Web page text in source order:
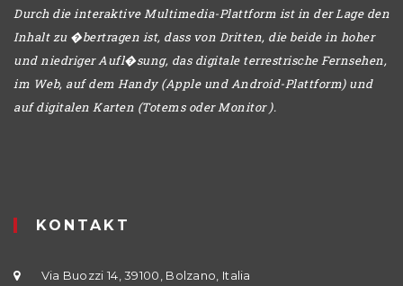
Durch die interaktive Multimedia-Plattform ist in der Lage den
Inhalt zu �bertragen ist, dass von Dritten, die beide in hoher
und niedriger Aufl�sung, das digitale terrestrische Fernsehen,
im Web, auf dem Handy (Apple und Android-Plattform) und
auf digitalen Karten (Totems oder Monitor ).
KONTAKT
Via Buozzi 14, 39100, Bolzano, Italia